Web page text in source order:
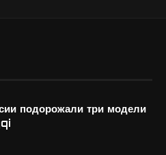
подорожали три модели